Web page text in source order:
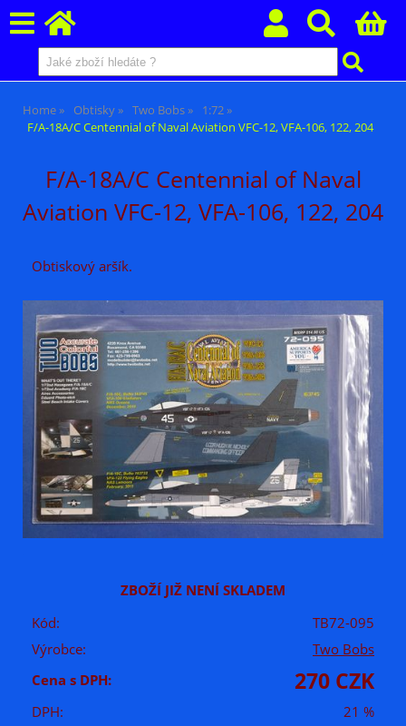
Home Obtisky Two Bobs
1:72
F/A-18A/C Centennial of Naval Aviation VFC-12, VFA-106, 122, 204
F/A-18A/C Centennial of Naval
Aviation VFC-12, VFA-106, 122, 204
Obtiskový aršík.
ZBOŽÍ JIŽ NENÍ SKLADEM
Kód:
TB72-095
Výrobce:
Two Bobs
Cena s DPH:
270 CZK
DPH:
21 %